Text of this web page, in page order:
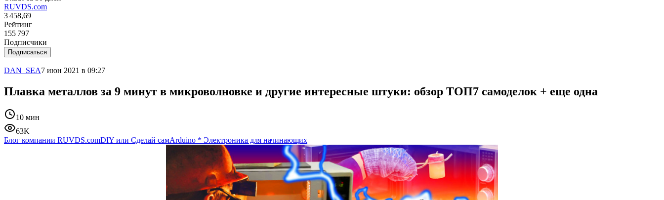
RUVDS.com
3 458,69
Рейтинг
155 797
Подписчики
Подписаться
DAN_SEA7 июн 2021 в 09:27
Плавка металлов за 9 минут в микроволновке и другие интересные штуки: обзор ТОП7 самоделок + еще одна
10 мин
63K
Блог компании RUVDS.comDIY или Сделай самArduino * Электроника для начинающих